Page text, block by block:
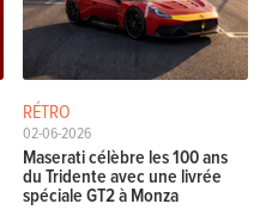
RÉTRO
02-06-2026
Maserati célèbre les 100 ans
du Tridente avec une livrée
spéciale GT2 à Monza